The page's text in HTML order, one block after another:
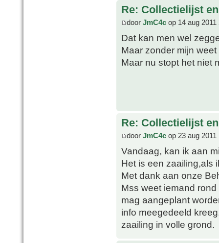
Re: Collectielijst
door JmC4c op 14 aug 2011
Dat kan men wel
Maar zonder mijn
Maar nu stopt het niet
Re: Collectielijst
door JmC4c op 23 aug 2011
Vandaag, kan ik aan
Het is een zaailing,als
Met dank aan onze
Mss weet iemand
mag aangeplant
info meegedeeld
zaailing in volle grond.